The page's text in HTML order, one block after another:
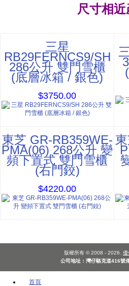
尺寸相
三星
RB29FERNCS9/SH
286公升 雙門雪櫃
(底層冰箱 / 銀色)
$3750.00
東芝 GR-RB359WE-
PMA(06) 268公升 變
頻下置式 雙門雪櫃
(右門鉸)
$4220.00
版權所有 © 2008 - 2026. 優
公司地址：灣仔駱克道416號
首頁